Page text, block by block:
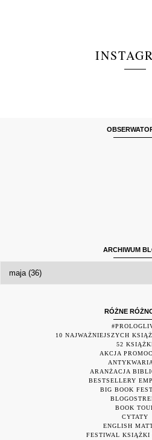
ARCHIWUM
RÓŻNE
10 NAJWAŻNIEJSZYCH
52
AKCJA
ARANŻACJA
BESTSELLERY
BIG BOOK
BOOK
CYTATY
ENGLISH
FESTIWAL KSIĄŻKI